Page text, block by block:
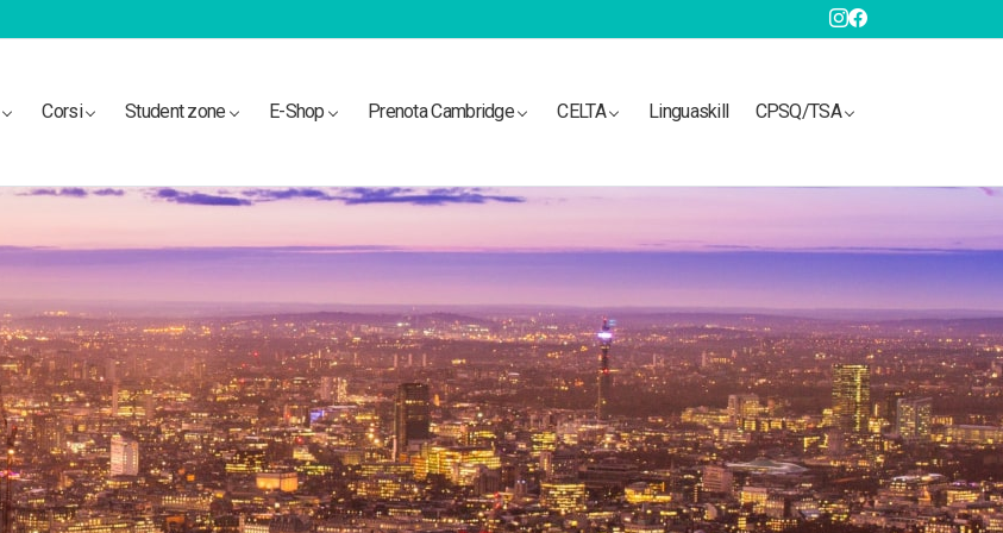
Corsi Student zone E-Shop Prenota Cambridge CELTA Linguaskill CPSQ/TSA